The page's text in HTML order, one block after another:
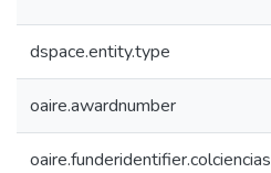
dspace.entity.type
oaire.awardnumber
oaire.funderidentifier.colciencias